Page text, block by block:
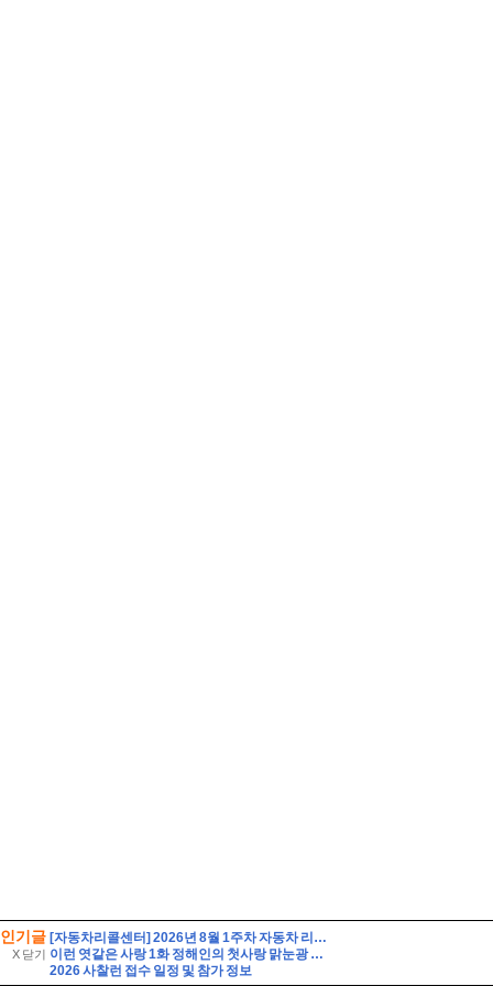
인기글
X 닫기
[자동차리콜센터] 2026년 8월 1주차 자동차 리콜 및 무상 수리 안내
이런 엿같은 사랑 1화 정해인의 첫사랑 맑눈광 하영 누구였냐고 나는?
2026 사찰런 접수 일정 및 참가 정보